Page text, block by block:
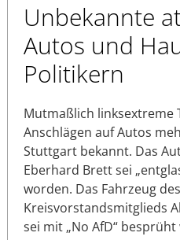
Unbekannte
Autos und
Politikern
Mutmaßlich linksextreme
Anschlägen auf Autos
Stuttgart bekannt. Das
Eberhard Brett sei
worden. Das Fahrzeug des
Kreisvorstandsmitglieds
sei mit „No AfD“